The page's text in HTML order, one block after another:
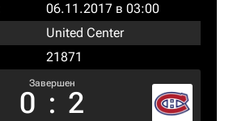
06.11.2017 в 03:00
United Center
21871
Завершен
0 : 2